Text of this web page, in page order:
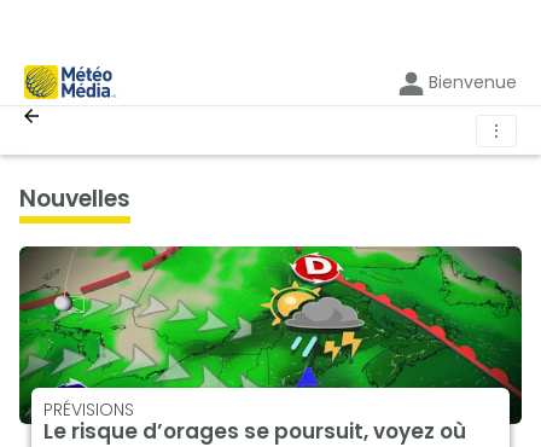
Bienvenue
⋮
nouvelles
PRÉVISIONS
Le risque d’orages se poursuit, voyez où